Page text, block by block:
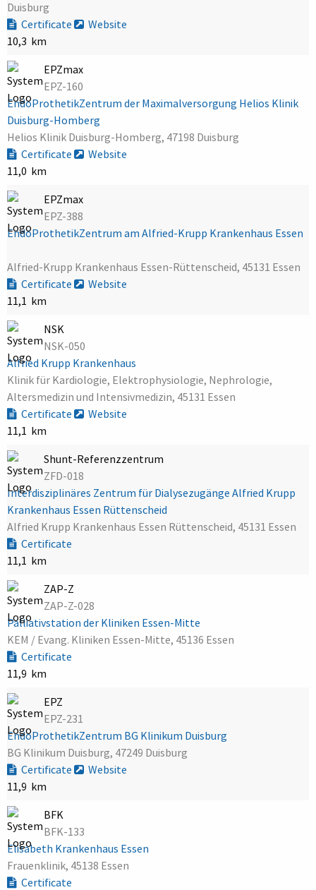
Duisburg
Certificate
Website
10,3 km
EPZmax
EPZ-160
EndoProthetikZentrum der Maximalversorgung Helios Klinik
Duisburg-Homberg
Helios Klinik Duisburg-Homberg, 47198 Duisburg
Certificate
Website
11,0 km
EPZmax
EPZ-388
EndoProthetikZentrum am Alfried-Krupp Krankenhaus Essen
Alfried-Krupp Krankenhaus Essen-Rüttenscheid, 45131 Essen
Certificate
Website
11,1 km
NSK
NSK-050
Alfried Krupp Krankenhaus
Klinik für Kardiologie, Elektrophysiologie, Nephrologie,
Altersmedizin und Intensivmedizin, 45131 Essen
Certificate
Website
11,1 km
Shunt-Referenzzentrum
ZFD-018
Interdisziplinäres Zentrum für Dialysezugänge Alfried Krupp
Krankenhaus Essen Rüttenscheid
Alfried Krupp Krankenhaus Essen Rüttenscheid, 45131 Essen
Certificate
11,1 km
ZAP-Z
ZAP-Z-028
Palliativstation der Kliniken Essen-Mitte
KEM / Evang. Kliniken Essen-Mitte, 45136 Essen
Certificate
11,9 km
EPZ
EPZ-231
EndoProthetikZentrum BG Klinikum Duisburg
BG Klinikum Duisburg, 47249 Duisburg
Certificate
Website
11,9 km
BFK
BFK-133
Elisabeth Krankenhaus Essen
Frauenklinik, 45138 Essen
Certificate